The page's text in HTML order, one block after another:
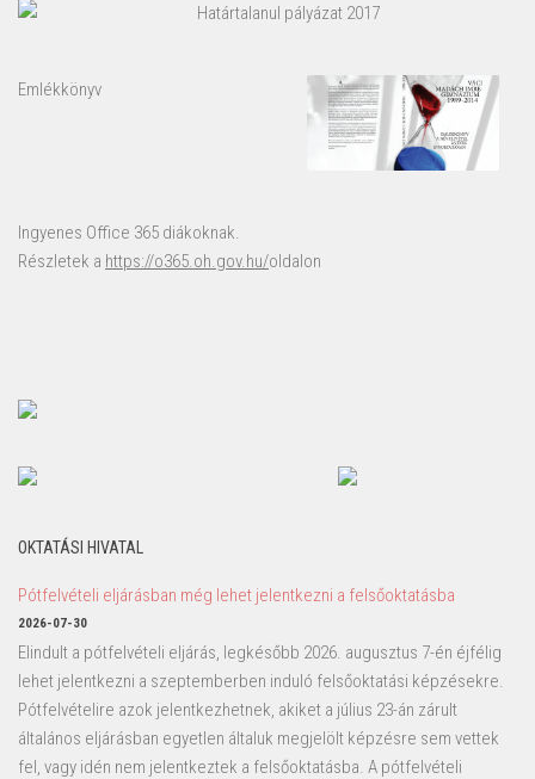
Határtalanul pályázat 2017
Emlékkönyv
Ingyenes Office 365 diákoknak.
Részletek a https://o365.oh.gov.hu/oldalon
OKTATÁSI HIVATAL
Pótfelvételi eljárásban még lehet jelentkezni a felsőoktatásba
2026-07-30
Elindult a pótfelvételi eljárás, legkésőbb 2026. augusztus 7-én éjfélig
lehet jelentkezni a szeptemberben induló felsőoktatási képzésekre.
Pótfelvételire azok jelentkezhetnek, akiket a július 23-án zárult
általános eljárásban egyetlen általuk megjelölt képzésre sem vettek
fel, vagy idén nem jelentkeztek a felsőoktatásba. A pótfelvételi